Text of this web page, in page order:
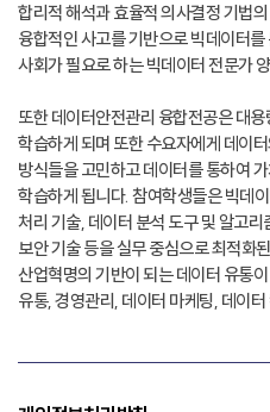
합리적 해석과 효율적 의사결정 기법
융합적인 사고를 기반으로 빅데이터
사회가 필요로 하는 빅데이터 전문가
또한 데이터안전관리 융합전공은 대
학습하게 되며 또한 수요자에게 데이
방식들을 고민하고 데이터를 통하여
학습하게 됩니다. 참여학생들은 빅데
처리 기술, 데이터 분석 도구 및 알고
보안 기술 등을 실무 중심으로 최적화
산업혁명의 기반이 되는 데이터 유통
유통, 경영관리, 데이터 마케팅, 데이